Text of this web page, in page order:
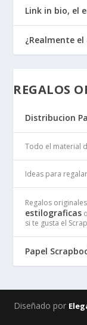
Link in bio, el
¿Realmente
REGALOS
Distribucion
Todo el material
Ideas para
Regalos
estilograficas o
si te gusta el
Papel
Diseñado por